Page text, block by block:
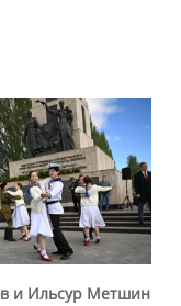
и Ильсур Метшин